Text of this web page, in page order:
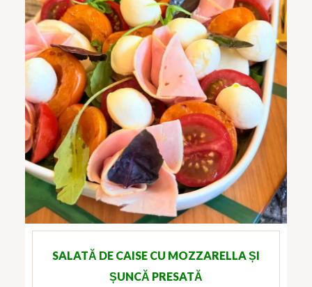
SALATĂ DE CAISE CU MOZZARELLA ȘI
ȘUNCĂ PRESATĂ